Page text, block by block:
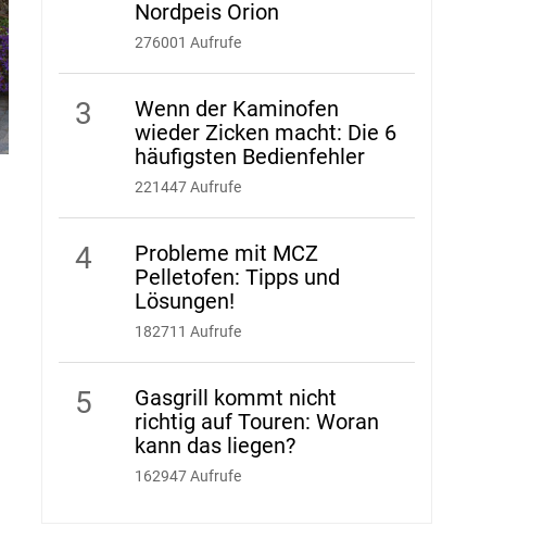
Nordpeis Orion
276001 Aufrufe
3
Wenn der Kaminofen
wieder Zicken macht: Die 6
häufigsten Bedienfehler
221447 Aufrufe
4
Probleme mit MCZ
Pelletofen: Tipps und
Lösungen!
182711 Aufrufe
5
Gasgrill kommt nicht
richtig auf Touren: Woran
kann das liegen?
162947 Aufrufe